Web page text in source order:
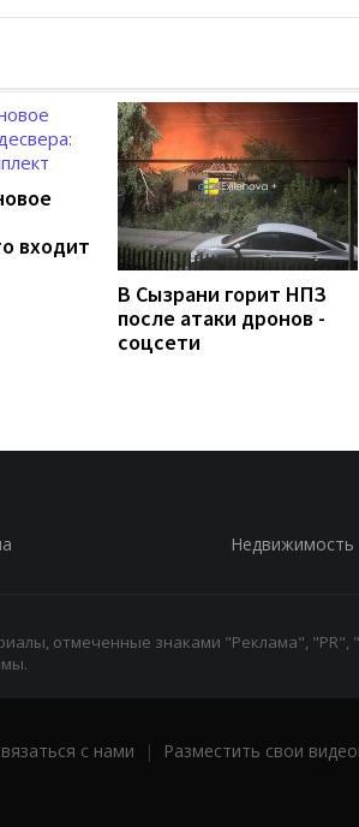
входит
В Сызрани горит НПЗ
после атаки дронов -
соцсети
Недвижимость
отмеченные знаками "Реклама", "PR",
с нами | Разместить свои